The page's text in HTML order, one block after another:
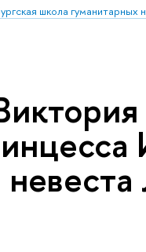
школа гуманитарных